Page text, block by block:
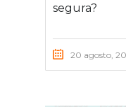
segura?
20 agosto,